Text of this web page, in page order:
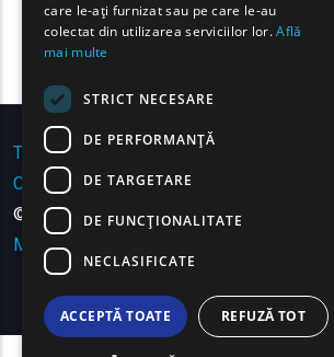
Termeni de utilizare | Politica de
Contact
© Copyright 2024 - Toate drepturile
Macedonia de Est și Tracia
ROMANIAN
care le-ați furnizat sau pe care le-au
colectat din utilizarea serviciilor lor.Află
mai multe
STRICT NECESARE
DE PERFORMANȚĂ
DE TARGETARE
DE FUNCŢIONALITATE
NECLASIFICATE
ACCEPTĂ TOATE REFUZĂ TOT